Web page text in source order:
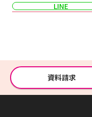
LINE
資料請求